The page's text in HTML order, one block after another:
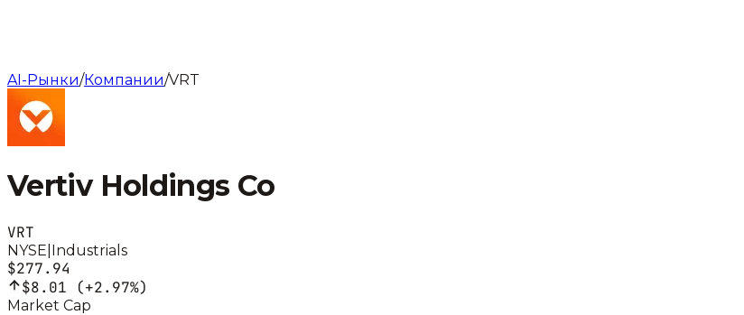
AI-Рынки/Компании/VRT
Vertiv Holdings Co
VRT
NYSE Industrials
$277.94
$8.01 (+2.97%)
Market Cap